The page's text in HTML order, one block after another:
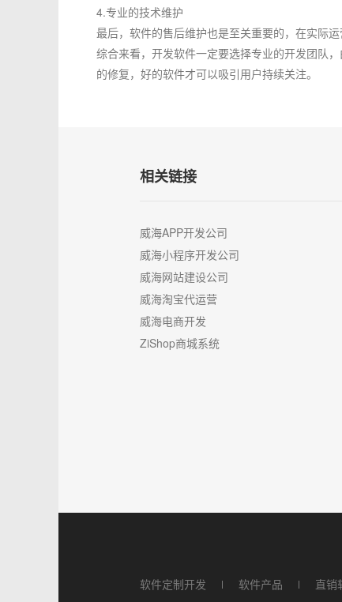
4.专业的技术维护
最后，软件的售后维护也是至关重要的，在实际
综合来看，开发软件一定要选择专业的开发团队
的修复，好的软件才可以吸引用户持续关注。
相关链接
威海APP开发公司
威海小程序开发公司
威海网站建设公司
威海淘宝代运营
威海电商开发
ZiShop商城系统
软件定制开发 软件产品 直销